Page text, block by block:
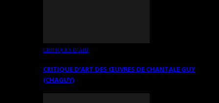
CRITIQUES D’ART
CRITIQUE D’ART DES ŒUVRES DE CHANTALE GUY
(CHAGUY)